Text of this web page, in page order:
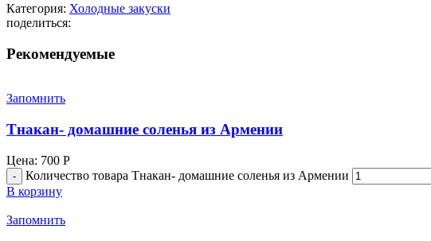
Категория: Холодные закуски
поделиться:
Рекомендуемые
Запомнить
Тнакан- домашние соленья из Армении
Цена: 700 Р
Количество товара Тнакан- домашние соленья из Армении
В корзину
Запомнить